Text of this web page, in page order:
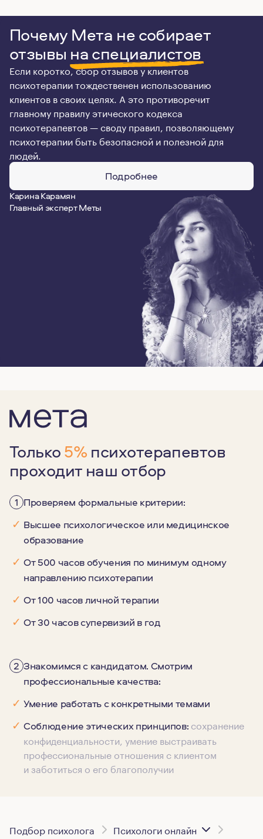
Почему Мета не собирает
отзывы на специалистов
Если коротко, сбор отзывов у клиентов
психотерапии тождественен использованию
клиентов в своих целях. А это противоречит
главному правилу этического кодекса
психотерапевтов — своду правил, позволяющему
психотерапии быть безопасной и полезной для
людей.
Подробнее
Карина Карамян
Главный эксперт Меты
Только5% психотерапевтов
проходит наш отбор
1 Проверяем формальные критерии:
✓ Высшее психологическое или медицинское
образование
✓ От 500 часов обучения по минимум одному
направлению психотерапии
✓ От 100 часов личной терапии
✓ От 30 часов супервизий в год
2 Знакомимся с кандидатом. Смотрим
профессиональные качества:
✓ Умение работать с конкретными темами
✓ Соблюдение этических принципов: сохранение
конфиденциальности, умение выстраивать
профессиональные отношения с клиентом
и заботиться о его благополучии
Подбор психолога
Психологи онлайн